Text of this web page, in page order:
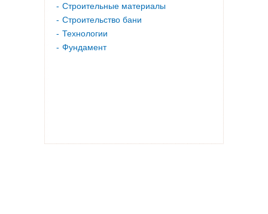
Строительные материалы
Строительство бани
Технологии
Фундамент